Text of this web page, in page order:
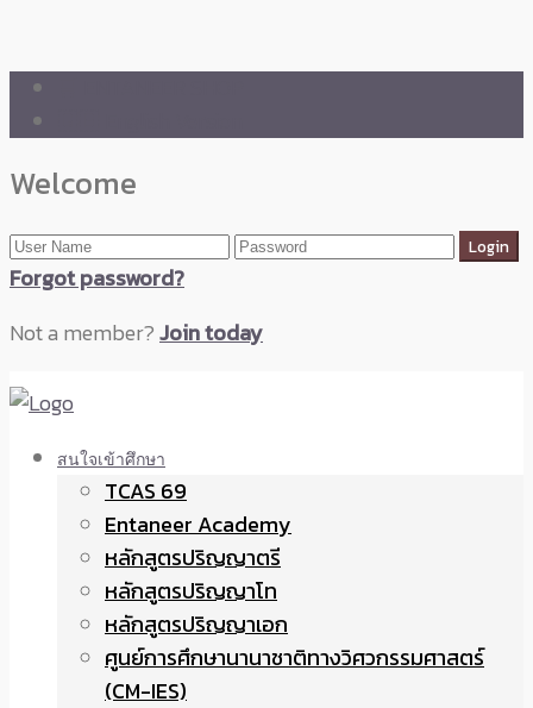
Welcome
Forgot password?
Not a member?Join today
สนใจเข้าศึกษา
TCAS 69
Entaneer Academy
หลักสูตรปริญญาตรี
หลักสูตรปริญญาโท
หลักสูตรปริญญาเอก
ศูนย์การศึกษานานาชาติทางวิศวกรรมศาสตร์
(CM-IES)